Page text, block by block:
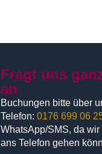
Fragt uns
an
Buchungen bitte über
Telefon: 0176 699 06
WhatsApp/SMS, da
ans Telefon gehen